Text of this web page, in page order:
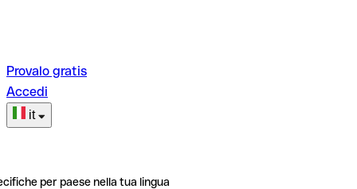
Provalo gratis
Accedi
it
per paese nella tua lingua